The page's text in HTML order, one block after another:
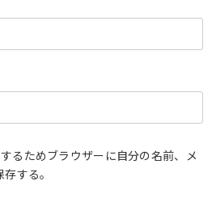
るためブラウザーに自分の名前、メ
する。